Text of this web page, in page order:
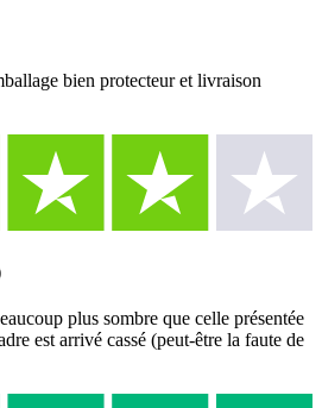
bien protecteur et livraison
plus sombre que celle présentée
est arrivé cassé (peut-être la faute de